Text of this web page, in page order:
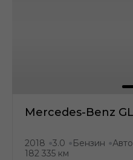
Mercedes-Benz
2018 ●3.0 ● Бензин ●
182 335 км